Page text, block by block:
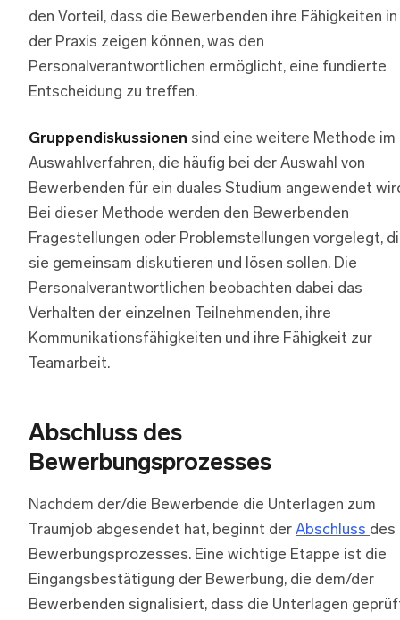
den Vorteil, dass die Bewerbenden ihre Fähigkeiten in
der Praxis zeigen können, was den
Personalverantwortlichen ermöglicht, eine fundierte
Entscheidung zu treffen.
Gruppendiskussionen sind eine weitere Methode im
Auswahlverfahren, die häufig bei der Auswahl von
Bewerbenden für ein duales Studium angewendet
Bei dieser Methode werden den Bewerbenden
Fragestellungen oder Problemstellungen vorgelegt,
sie gemeinsam diskutieren und lösen sollen. Die
Personalverantwortlichen beobachten dabei das
Verhalten der einzelnen Teilnehmenden, ihre
Kommunikationsfähigkeiten und ihre Fähigkeit zur
Teamarbeit.
Abschluss des
Bewerbungsprozesses
Nachdem der/die Bewerbende die Unterlagen zum
Traumjob abgesendet hat, beginnt der Abschluss des
Bewerbungsprozesses. Eine wichtige Etappe ist die
Eingangsbestätigung der Bewerbung, die dem/der
Bewerbenden signalisiert, dass die Unterlagen